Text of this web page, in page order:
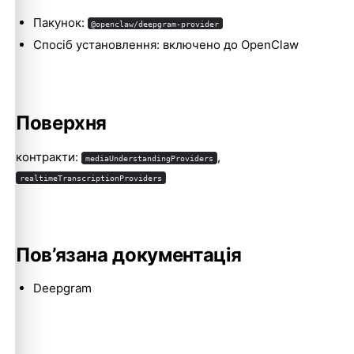
Пакунок: @openclaw/deepgram-provider
Спосіб установлення: включено до OpenClaw
Поверхня
контракти: mediaUnderstandingProviders ,
realtimeTranscriptionProviders
Пов’язана документація
Deepgram